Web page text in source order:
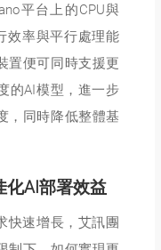
平台上的CPU與
效率與平行處理能
置便可同時支援更
的AI模型，進一步
，同時降低整體基
化AI部署效益
快速增長，艾訊團